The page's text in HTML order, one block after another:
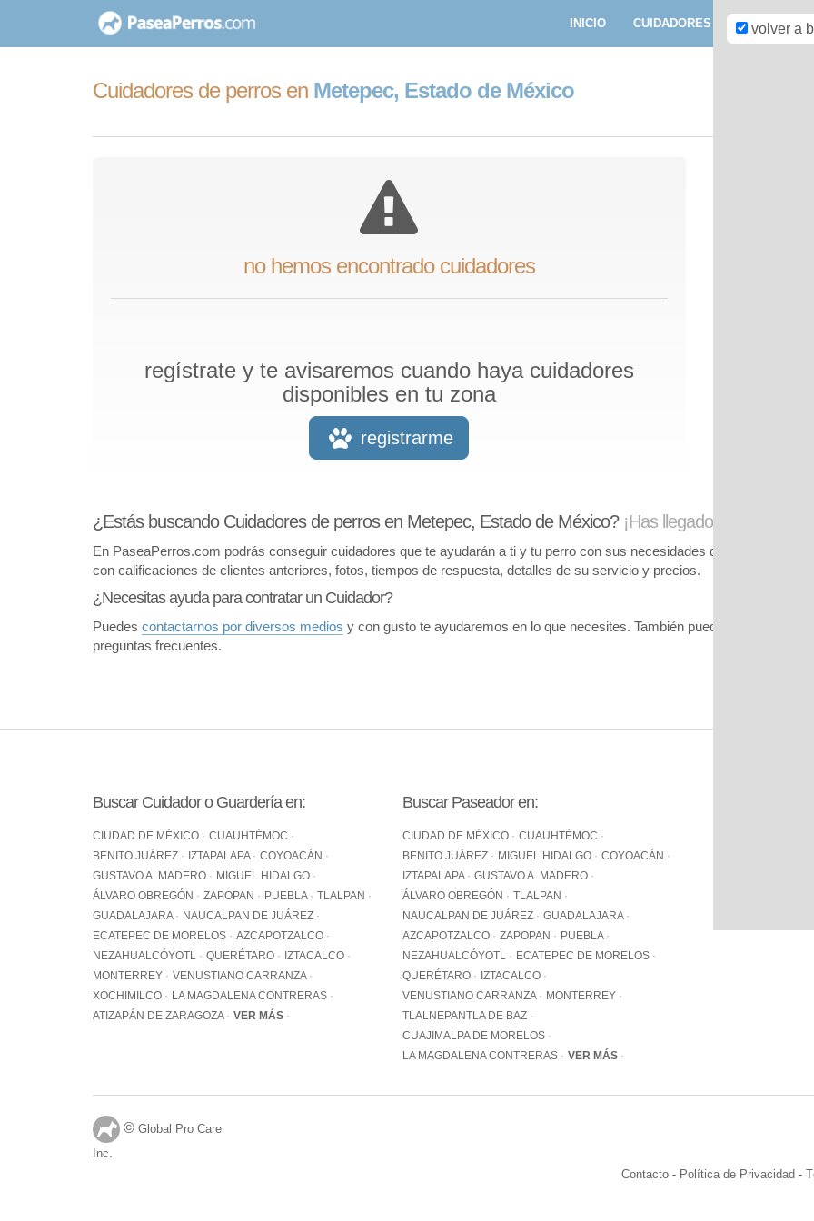
contenido
INICIO CUIDADORES
Cuidadores de perros en Metepec, Estado de México
no hemos encontrado cuidadores
regístrate y te avisaremos cuando haya cuidadores
disponibles en tu zona
registrarme
volver a
¿Estás buscando Cuidadores de perros en Metepec, Estado de México? ¡Has llegado al lugar
En PaseaPerros.com podrás conseguir cuidadores que te ayudarán a ti y tu perro con sus necesidades de cuidado.
con calificaciones de clientes anteriores, fotos, tiempos de respuesta, detalles de su servicio y precios.
¿Necesitas ayuda para contratar un Cuidador?
Puedes contactarnos por diversos medios y con gusto te ayudaremos en lo que necesites. También puedes visitar
preguntas frecuentes.
Buscar Cuidador o Guardería en:
CIUDAD DE MÉXICO
CUAUHTÉMOC
BENITO JUÁREZ
IZTAPALAPA
COYOACÁN
GUSTAVO A. MADERO
MIGUEL HIDALGO
ÁLVARO OBREGÓN
ZAPOPAN PUEBLA
TLALPAN
GUADALAJARA
NAUCALPAN DE JUÁREZ
ECATEPEC DE MORELOS
AZCAPOTZALCO
NEZAHUALCÓYOTL
QUERÉTARO
IZTACALCO
MONTERREY
VENUSTIANO CARRANZA
XOCHIMILCO
LA MAGDALENA CONTRERAS
ATIZAPÁN DE ZARAGOZA
VER MÁS
Buscar Paseador en:
CIUDAD DE MÉXICO
CUAUHTÉMOC
BENITO JUÁREZ
MIGUEL HIDALGO
COYOACÁN
IZTAPALAPA
GUSTAVO A. MADERO
ÁLVARO OBREGÓN
TLALPAN
NAUCALPAN DE JUÁREZ
GUADALAJARA
AZCAPOTZALCO
ZAPOPAN
PUEBLA
NEZAHUALCÓYOTL
ECATEPEC DE MORELOS
QUERÉTARO
IZTACALCO
VENUSTIANO CARRANZA
MONTERREY
TLALNEPANTLA DE BAZ
CUAJIMALPA DE MORELOS
LA MAGDALENA CONTRERAS
VER MÁS
Contacto - Política de Privacidad -
© Global Pro Care
Inc.